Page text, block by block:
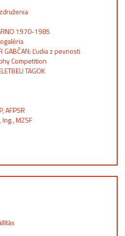
1970-1985
GABČAN: Ľudia z pevnosti
Competition
TAGOK
AFPSR
MZSF